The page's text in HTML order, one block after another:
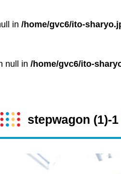
in /home/gvc6/ito-
null in /home/gvc6/ito-
stepwagon (1)-1